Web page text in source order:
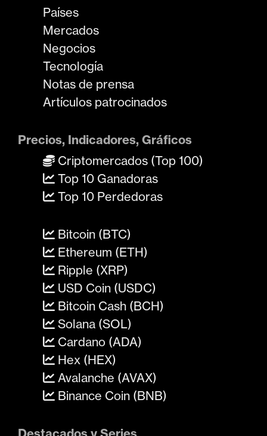
Países
Mercados
Negocios
Tecnología
Notas de prensa
Artículos patrocinados
Precios, Indicadores, Gráficos
Criptomercados (Top 100)
Top 10 Ganadoras
Top 10 Perdedoras
Bitcoin (BTC)
Ethereum (ETH)
Ripple (XRP)
USD Coin (USDC)
Bitcoin Cash (BCH)
Solana (SOL)
Cardano (ADA)
Hex (HEX)
Avalanche (AVAX)
Binance Coin (BNB)